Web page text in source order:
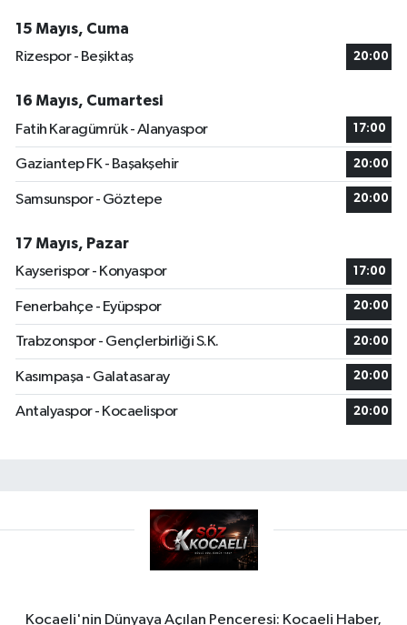
15 Mayıs, Cuma
Rizespor - Beşiktaş
20:00
16 Mayıs, Cumartesi
Fatih Karagümrük - Alanyaspor
17:00
Gaziantep FK - Başakşehir 20:00
Samsunspor - Göztepe 20:00
17 Mayıs, Pazar
Kayserispor - Konyaspor
17:00
Fenerbahçe - Eyüpspor 20:00
Trabzonspor - Gençlerbirliği S.K. 20:00
Kasımpaşa - Galatasaray 20:00
Antalyaspor - Kocaelispor 20:00
Kocaeli'nin Dünyaya Açılan Penceresi: Kocaeli Haber,